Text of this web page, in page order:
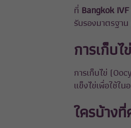
ที่ Bangkok
รับรองมาตรฐา
การเก็บ
การเก็บไข่
แข็งไข่เพื่อใช้ใ
ใครบ้าง